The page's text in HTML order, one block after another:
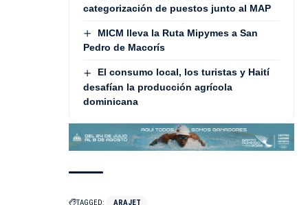
categorización de puestos junto al MAP
MICM lleva la Ruta Mipymes a San
Pedro de Macorís
El consumo local, los turistas y Haití
desafían la producción agrícola
dominicana
TAGGED: ARAJET